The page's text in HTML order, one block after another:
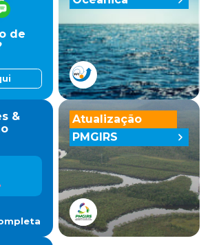
de
&
Atualização
PMGIRS